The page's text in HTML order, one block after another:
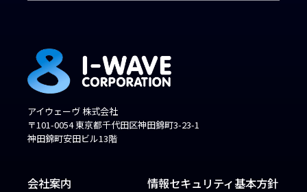
アイウェーヴ 株式会社
〒101-0054 東京都千代田区神田錦町3-23-1
神田錦町安田ビル13階
会社案内
情報セキュリティ基本方針